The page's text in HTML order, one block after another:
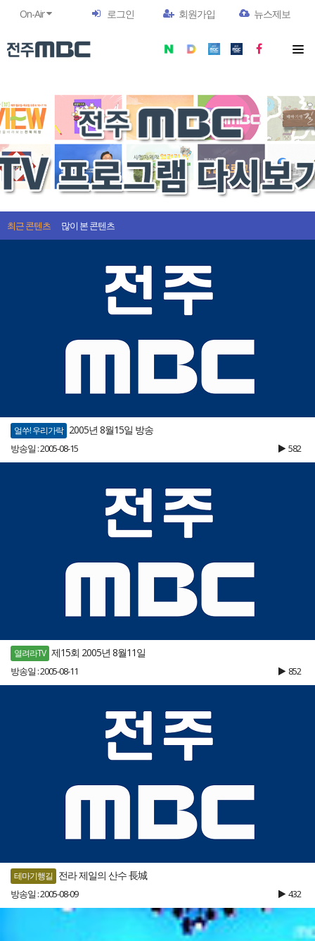
On-Air 로그인 회원가입 뉴스제보
최근 콘텐츠 많이 본 콘텐츠
얼쑤! 우리가락 2005년 8월15일 방송
방송일 : 2005-08-15 582
열려라TV 제15회 2005년 8월11일
방송일 : 2005-08-11 852
테마기행길 전라 제일의 산수 長城
방송일 : 2005-08-09 432